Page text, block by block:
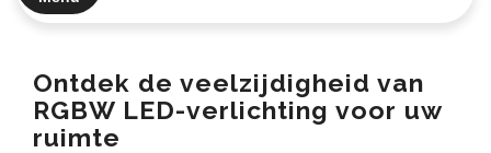
Ontdek de veelzijdigheid van
RGBW LED-verlichting voor uw
ruimte